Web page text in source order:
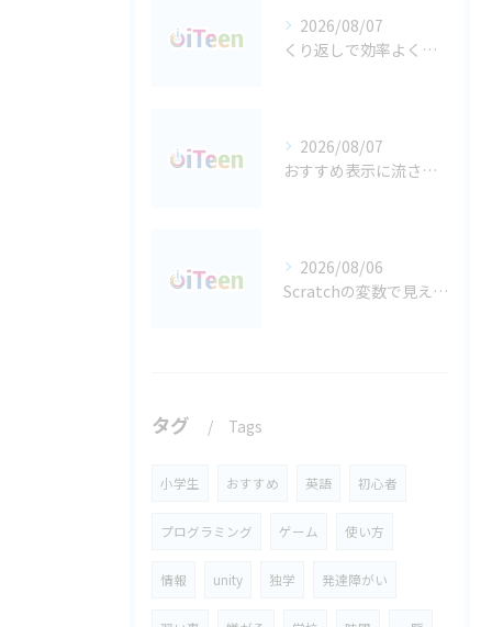
2026/08/07
くり返しで効率よく考える 都島区の子どものプログラミング学習
2026/08/07
おすすめ表示に流されない 都島区で育てる子どものネット判断力
2026/08/06
Scratchの変数で見える化する 都島区で育てるデータに強い考える力
タグ Tags
小学生 おすすめ 英語 初心者
プログラミング ゲーム 使い方
情報 unity 独学 発達障がい